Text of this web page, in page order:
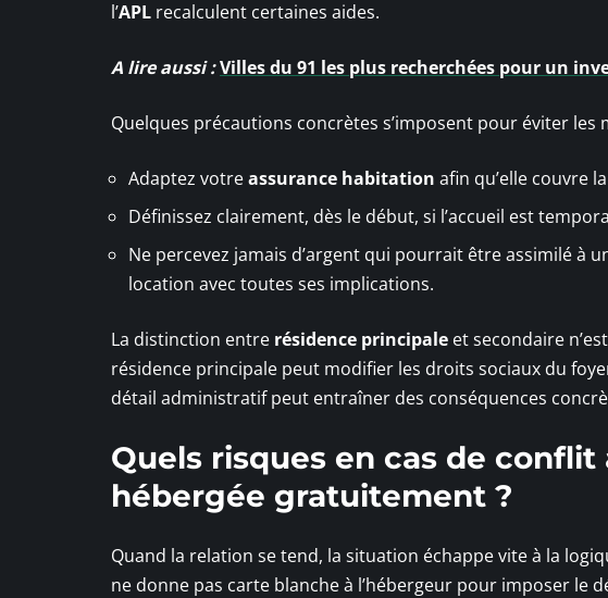
l’APL recalculent certaines aides.
A lire aussi :Villes du 91 les plus recherchées pour un
Quelques précautions concrètes s’imposent pour éviter les
Adaptez votreassurance habitation afin qu’elle couvre
Définissez clairement, dès le début, si l’accueil est
Ne percevez jamais d’argent qui pourrait être assimilé à
location avec toutes ses implications.
La distinction entre résidence principale et secondaire
résidence principale peut modifier les droits sociaux du
détail administratif peut entraîner des conséquences
Quels risques en cas de
hébergée gratuitement ?
Quand la relation se tend, la situation échappe vite à la
ne donne pas carte blanche à l’hébergeur pour imposer le